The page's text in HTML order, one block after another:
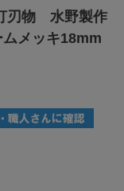
刃物 水野製作
メッキ18mm